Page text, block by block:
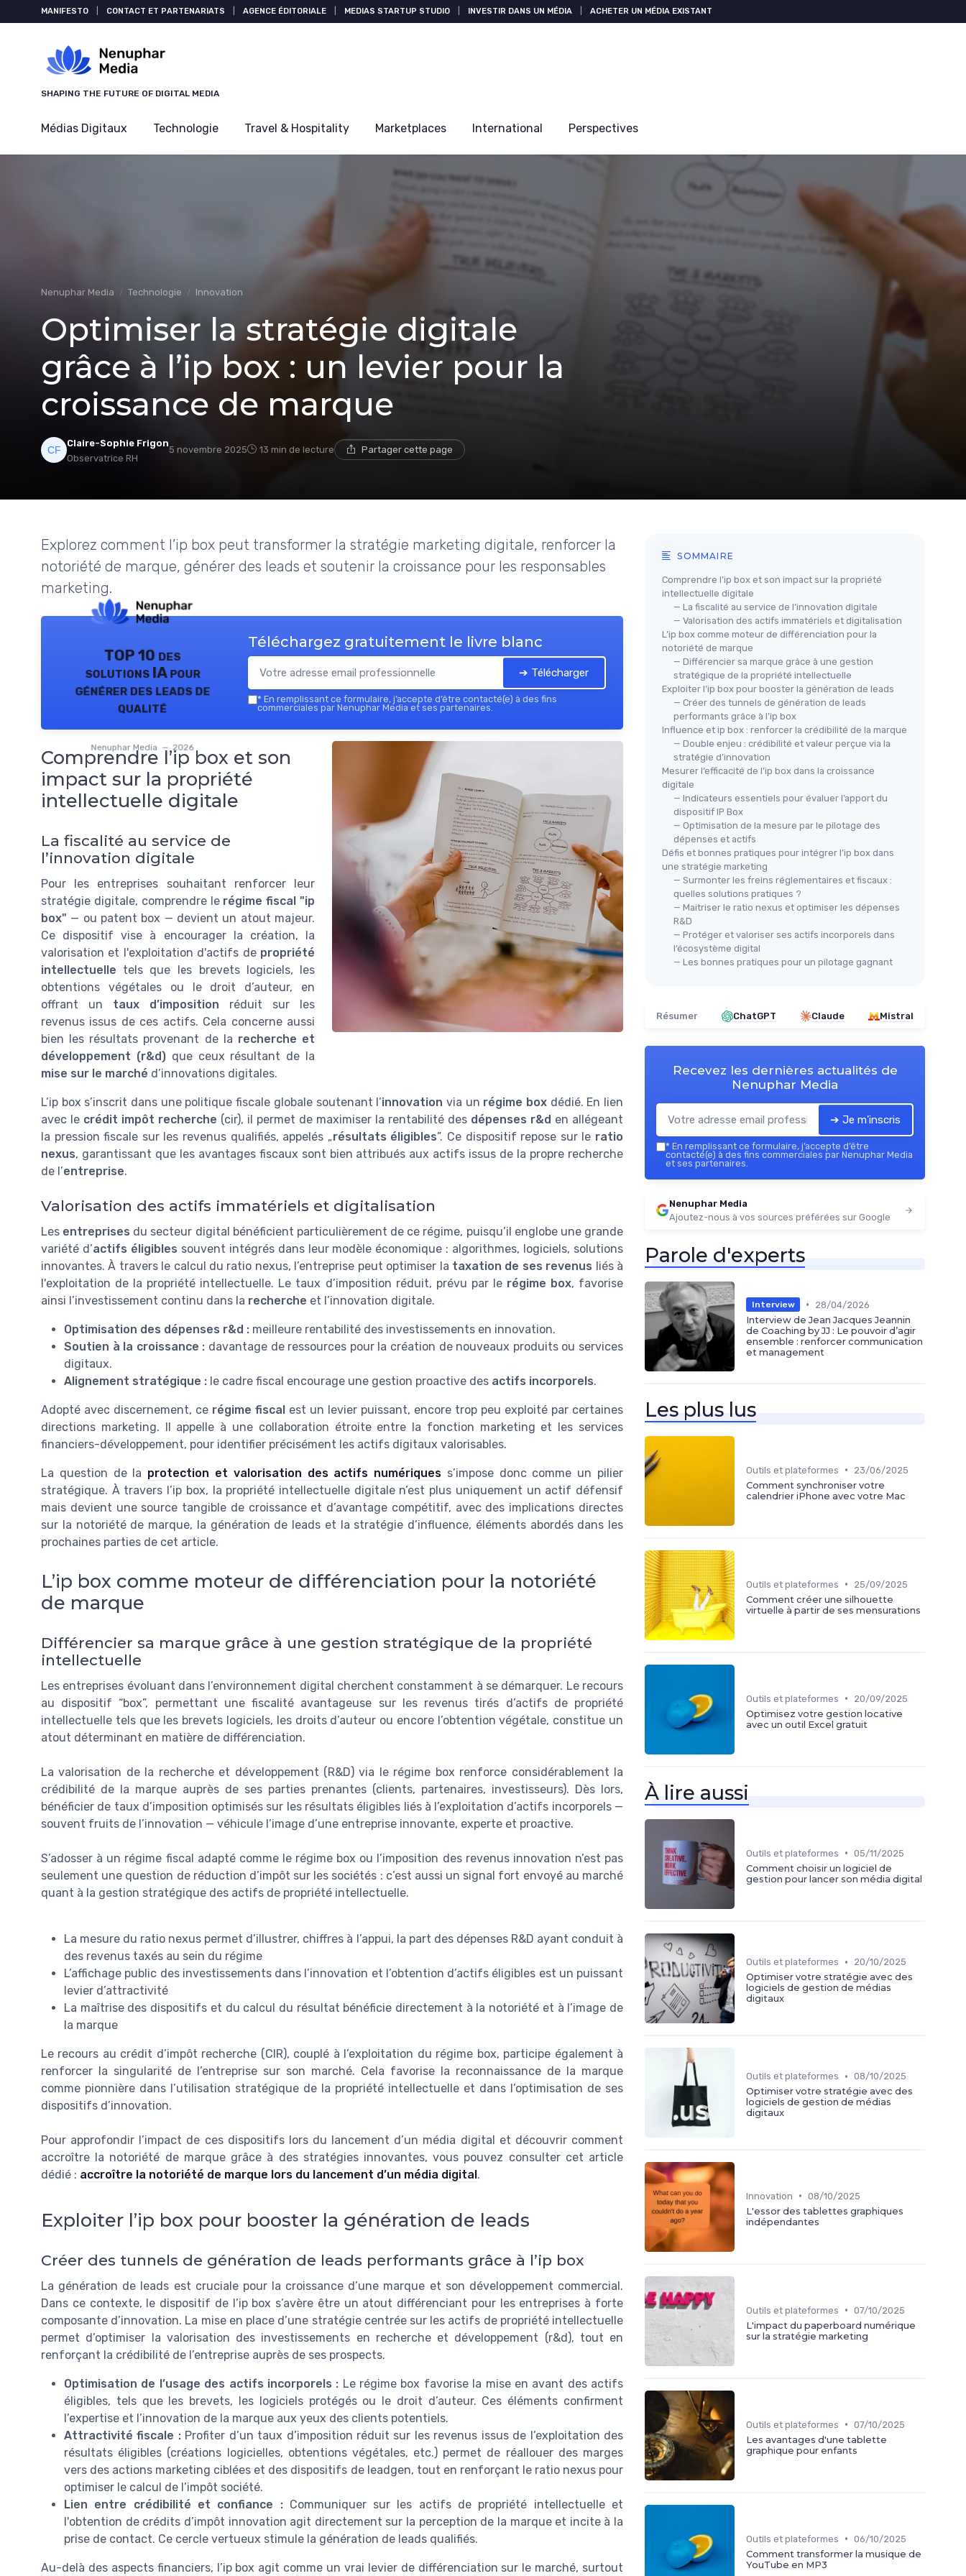
MANIFESTO CONTACT ET PARTENARIATS AGENCE ÉDITORIALE MEDIAS STARTUP STUDIO INVESTIR DANS UN MÉDIA ACHETER UN MÉDIA EXISTANT
SHAPING THE FUTURE OF DIGITAL MEDIA
Médias Digitaux Technologie Travel & Hospitality Marketplaces International Perspectives
Nenuphar Media Technologie Innovation
Optimiser la stratégie digitale
grâce à l’ip box : un levier pour la
croissance de marque
Claire-Sophie Frigon
Observatrice RH
5 novembre 2025 13 min de lecture Partager cette page
Explorez comment l’ip box peut transformer la stratégie marketing digitale, renforcer la
notoriété de marque, générer des leads et soutenir la croissance pour les responsables
marketing.
TOP 10 des
solutions IA pour
générer des leads de
qualité
Nenuphar Media — 2026
Téléchargez gratuitement le livre blanc
➔ Télécharger
* En remplissant ce formulaire, j’accepte d’être contacté(e) à des fins
commerciales par Nenuphar Media et ses partenaires.
Comprendre l’ip box et son
impact sur la propriété
intellectuelle digitale
La fiscalité au service de
l’innovation digitale
Pour les entreprises souhaitant renforcer leur
stratégie digitale, comprendre le régime fiscal "ip
box" — ou patent box — devient un atout majeur.
Ce dispositif vise à encourager la création, la
valorisation et l'exploitation d'actifs de propriété
intellectuelle tels que les brevets logiciels, les
obtentions végétales ou le droit d’auteur, en
offrant un taux d’imposition réduit sur les
revenus issus de ces actifs. Cela concerne aussi
bien les résultats provenant de la recherche et
développement (r&d)que ceux résultant de la
mise sur le marché d’innovations digitales.
L’ip box s’inscrit dans une politique fiscale globale soutenant l’innovation via un régime boxdédié. En lien
avec le crédit impôt recherche (cir), il permet de maximiser la rentabilité des dépenses r&d en allégeant
la pression fiscale sur les revenus qualifiés, appelés „résultats éligibles”. Ce dispositif repose sur le ratio
nexus, garantissant que les avantages fiscaux sont bien attribués aux actifs issus de la propre recherche
de l’entreprise.
Valorisation des actifs immatériels et digitalisation
Les entreprises du secteur digital bénéficient particulièrement de ce régime, puisqu’il englobe une grande
variété d’actifs éligibles souvent intégrés dans leur modèle économique : algorithmes, logiciels, solutions
innovantes. À travers le calcul du ratio nexus, l’entreprise peut optimiser la taxation de ses revenus liés à
l'exploitation de la propriété intellectuelle. Le taux d’imposition réduit, prévu par le régime box, favorise
ainsi l’investissement continu dans la recherche et l’innovation digitale.
Optimisation des dépenses r&d : meilleure rentabilité des investissements en innovation.
Soutien à la croissance : davantage de ressources pour la création de nouveaux produits ou services
digitaux.
Alignement stratégique : le cadre fiscal encourage une gestion proactive des actifs incorporels.
Adopté avec discernement, ce régime fiscal est un levier puissant, encore trop peu exploité par certaines
directions marketing. Il appelle à une collaboration étroite entre la fonction marketing et les services
financiers-développement, pour identifier précisément les actifs digitaux valorisables.
La question de la protection et valorisation des actifs numériques s’impose donc comme un pilier
stratégique. À travers l’ip box, la propriété intellectuelle digitale n’est plus uniquement un actif défensif
mais devient une source tangible de croissance et d’avantage compétitif, avec des implications directes
sur la notoriété de marque, la génération de leads et la stratégie d’influence, éléments abordés dans les
prochaines parties de cet article.
L’ip box comme moteur de différenciation pour la notoriété
de marque
Différencier sa marque grâce à une gestion stratégique de la propriété
intellectuelle
Les entreprises évoluant dans l’environnement digital cherchent constamment à se démarquer. Le recours
au dispositif “box”, permettant une fiscalité avantageuse sur les revenus tirés d’actifs de propriété
intellectuelle tels que les brevets logiciels, les droits d’auteur ou encore l’obtention végétale, constitue un
atout déterminant en matière de différenciation.
La valorisation de la recherche et développement (R&D) via le régime box renforce considérablement la
crédibilité de la marque auprès de ses parties prenantes (clients, partenaires, investisseurs). Dès lors,
bénéficier de taux d’imposition optimisés sur les résultats éligibles liés à l’exploitation d’actifs incorporels —
souvent fruits de l’innovation — véhicule l’image d’une entreprise innovante, experte et proactive.
S’adosser à un régime fiscal adapté comme le régime box ou l’imposition des revenus innovation n’est pas
seulement une question de réduction d’impôt sur les sociétés : c’est aussi un signal fort envoyé au marché
quant à la gestion stratégique des actifs de propriété intellectuelle.
La mesure du ratio nexus permet d’illustrer, chiffres à l’appui, la part des dépenses R&D ayant conduit à
des revenus taxés au sein du régime
L’affichage public des investissements dans l’innovation et l’obtention d’actifs éligibles est un puissant
levier d’attractivité
La maîtrise des dispositifs et du calcul du résultat bénéficie directement à la notoriété et à l’image de
la marque
Le recours au crédit d’impôt recherche (CIR), couplé à l’exploitation du régime box, participe également à
renforcer la singularité de l’entreprise sur son marché. Cela favorise la reconnaissance de la marque
comme pionnière dans l’utilisation stratégique de la propriété intellectuelle et dans l’optimisation de ses
dispositifs d’innovation.
Pour approfondir l’impact de ces dispositifs lors du lancement d’un média digital et découvrir comment
accroître la notoriété de marque grâce à des stratégies innovantes, vous pouvez consulter cet article
dédié : accroître la notoriété de marque lors du lancement d’un média digital.
Exploiter l’ip box pour booster la génération de leads
Créer des tunnels de génération de leads performants grâce à l’ip box
La génération de leads est cruciale pour la croissance d’une marque et son développement commercial.
Dans ce contexte, le dispositif de l’ip box s’avère être un atout différenciant pour les entreprises à forte
composante d’innovation. La mise en place d’une stratégie centrée sur les actifs de propriété intellectuelle
permet d’optimiser la valorisation des investissements en recherche et développement (r&d), tout en
renforçant la crédibilité de l’entreprise auprès de ses prospects.
Optimisation de l’usage des actifs incorporels : Le régime box favorise la mise en avant des actifs
éligibles, tels que les brevets, les logiciels protégés ou le droit d’auteur. Ces éléments confirment
l’expertise et l’innovation de la marque aux yeux des clients potentiels.
Attractivité fiscale :Profiter d’un taux d’imposition réduit sur les revenus issus de l’exploitation des
résultats éligibles (créations logicielles, obtentions végétales, etc.) permet de réallouer des marges
vers des actions marketing ciblées et des dispositifs de leadgen, tout en renforçant le ratio nexus pour
optimiser le calcul de l’impôt société.
Lien entre crédibilité et confiance :Communiquer sur les actifs de propriété intellectuelle et
l'obtention de crédits d’impôt innovation agit directement sur la perception de la marque et incite à la
prise de contact. Ce cercle vertueux stimule la génération de leads qualifiés.
Au-delà des aspects financiers, l’ip box agit comme un vrai levier de différenciation sur le marché, surtout
SOMMAIRE
Comprendre l’ip box et son impact sur la propriété
intellectuelle digitale
— La fiscalité au service de l’innovation digitale
— Valorisation des actifs immatériels et digitalisation
L’ip box comme moteur de différenciation pour la
notoriété de marque
— Différencier sa marque grâce à une gestion
stratégique de la propriété intellectuelle
Exploiter l’ip box pour booster la génération de leads
— Créer des tunnels de génération de leads
performants grâce à l’ip box
Influence et ip box : renforcer la crédibilité de la marque
— Double enjeu : crédibilité et valeur perçue via la
stratégie d’innovation
Mesurer l’efficacité de l’ip box dans la croissance
digitale
— Indicateurs essentiels pour évaluer l’apport du
dispositif IP Box
— Optimisation de la mesure par le pilotage des
dépenses et actifs
Défis et bonnes pratiques pour intégrer l’ip box dans
une stratégie marketing
— Surmonter les freins réglementaires et fiscaux :
quelles solutions pratiques ?
— Maitriser le ratio nexus et optimiser les dépenses
R&D
— Protéger et valoriser ses actifs incorporels dans
l’écosystème digital
— Les bonnes pratiques pour un pilotage gagnant
Résumer ChatGPT Claude Mistral
Recevez les dernières actualités de
Nenuphar Media
➔ Je m'inscris
* En remplissant ce formulaire, j’accepte d’être
contacté(e) à des fins commerciales par Nenuphar Media
et ses partenaires.
Nenuphar Media
Ajoutez-nous à vos sources préférées sur Google
Parole d'experts
Interview •
28/04/2026
Interview de Jean Jacques Jeannin
de Coaching by JJ : Le pouvoir d’agir
ensemble : renforcer communication
et management
Les plus lus
Outils et plateformes •
23/06/2025
Comment synchroniser votre
calendrier iPhone avec votre Mac
Outils et plateformes •
25/09/2025
Comment créer une silhouette
virtuelle à partir de ses mensurations
Outils et plateformes •
20/09/2025
Optimisez votre gestion locative
avec un outil Excel gratuit
À lire aussi
Outils et plateformes • 05/11/2025
Comment choisir un logiciel de
gestion pour lancer son média digital
Outils et plateformes •
20/10/2025
Optimiser votre stratégie avec des
logiciels de gestion de médias
digitaux
Outils et plateformes • 08/10/2025
Optimiser votre stratégie avec des
logiciels de gestion de médias
digitaux
Innovation • 08/10/2025
L'essor des tablettes graphiques
indépendantes
Outils et plateformes • 07/10/2025
L'impact du paperboard numérique
sur la stratégie marketing
Outils et plateformes • 07/10/2025
Les avantages d'une tablette
graphique pour enfants
Outils et plateformes • 06/10/2025
Comment transformer la musique de
YouTube en MP3
Panneau de gestion des cookies